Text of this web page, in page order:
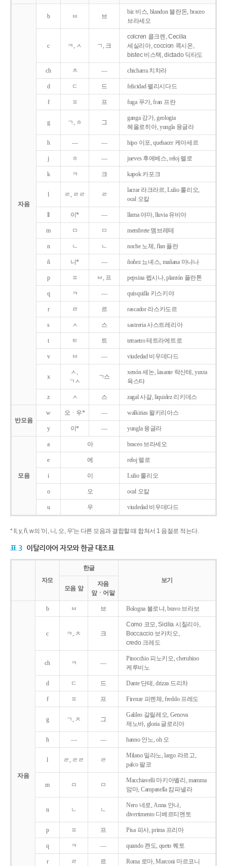
자음
b ㅂ 브
biz 비스, blandon 블란돈, braceo
브라세오
c ㅋ, ㅅ ㄱ, 크
colcren 콜크렌, Cecilia
세실리아, coccion 콕시온,
bistec 비스텍, dictado 딕타도
ch ㅊ ― chicharra 치차라
d ㄷ 드 felicidad 펠리시다드
f ㅍ 프 fuga 푸가, fran 프란
g ㄱ, ㅎ 그
ganga 강가, geologia
헤올로히아, yungla 융글라
h ― ― hipo 이포, quehacer 케아세르
j ㅎ ― jueves 후에베스, reloj 렐로
k ㅋ 크 kapok 카포크
l ㄹ, ㄹㄹ ㄹ
lacrar 라크라르, Lulio 룰리오,
ocal 오칼
ll 이* ― llama 야마, lluvia 유비아
m ㅁ ㅁ membrete 멤브레테
n ㄴ ㄴ noche 노체, flan 플란
ñ 니* ― ñoñez 뇨녜스, mañana 마냐나
p ㅍ ㅂ, 프 pepsina 펩시나, plantón 플란톤
q ㅋ ― quisquilla 키스키야
r ㄹ 르 rascador 라스카도르
s ㅅ 스 sastreria 사스트레리아
t ㅌ 트 tetraetro 테트라에트로
v ㅂ ― viudedad 비우데다드
x
ㅅ,
ㄱㅅ
ㄱ스
xenón 세논, laxante 락산테, yuxta
육스타
z ㅅ 스 zagal 사갈, liquidez 리키데스
반모음
w 오ㆍ우* ― walkirias 왈키리아스
y 이* ― yungla 융글라
모음
a 아 braceo 브라세오
e 에 reloj 렐로
i 이 Lulio 룰리오
o 오 ocal 오칼
u 우 viudedad 비우데다드
* ll, y, ñ, w의 '이, 니, 오, 우'는 다른 모음과 결합할 때 합쳐서 1 음절로 적는다.
표 3 이탈리아어 자모와 한글 대조표
자모
한글
보기
모음 앞
자음
앞ㆍ어말
자음
b ㅂ 브 Bologna 볼로냐, bravo 브라보
c ㅋ, ㅊ 크
Como 코모, Sicilia 시칠리아,
Boccaccio 보카치오,
credo 크레도
ch ㅋ ―
Pinocchio 피노키오, cherubino
케루비노
d ㄷ 드 Dante 단테, drizza 드리차
f ㅍ 프 Firenze 피렌체, freddo 프레도
g ㄱ, ㅈ 그
Galileo 갈릴레오, Genova
제노바, gloria 글로리아
h ― ― hanno 안노, oh 오
l ㄹ, ㄹㄹ ㄹ
Milano 밀라노, largo 라르고,
palco 팔코
m ㅁ ㅁ
Macchiavelli 마키아벨리, mamma
맘마, Campanella 캄파넬라
n ㄴ ㄴ
Nero 네로, Anna 안나,
divertimento 디베르티멘토
p ㅍ 프 Pisa 피사, prima 프리마
q ㅋ ― quando 콴도, queto 퀘토
r ㄹ 르 Roma 로마, Marconi 마르코니